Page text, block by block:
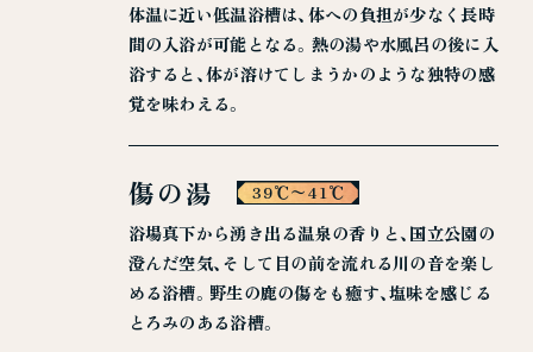
体温に近い低温浴槽は、体への負担が少なく長時
間の入浴が可能となる。熱の湯や水風呂の後に入
浴すると、体が溶けてしまうかのような独特の感
覚を味わえる。
傷の湯 39℃〜41℃
浴場真下から湧き出る温泉の香りと、国立公園の
澄んだ空気、そして目の前を流れる川の音を楽し
める浴槽。野生の鹿の傷をも癒す、塩味を感じる
とろみのある浴槽。